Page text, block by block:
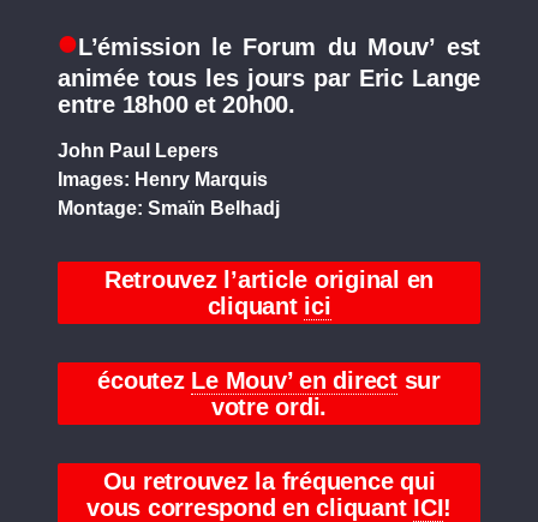
L’émission le Forum du Mouv’ est
animée tous les jours par Eric Lange
entre 18h00 et 20h00.
John Paul Lepers
Images: Henry Marquis
Montage: Smaïn Belhadj
Retrouvez l’article original en
cliquant ici
écoutez Le Mouv’ en directsur
votre ordi.
Ou retrouvez la fréquence qui
vous correspond en cliquant ICI!